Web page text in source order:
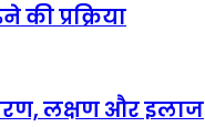
प्रक्रिया
लक्षण और इलाज